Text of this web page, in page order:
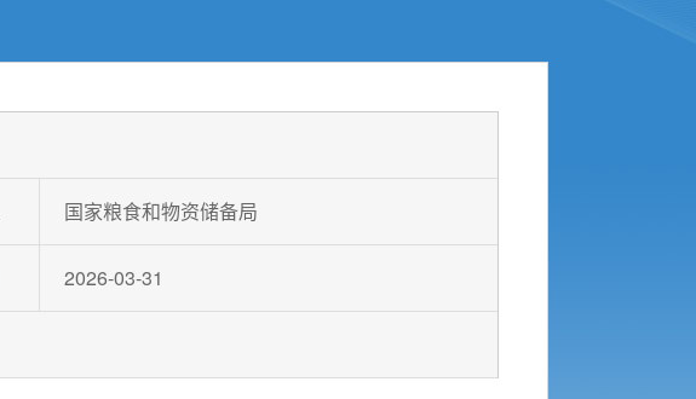
国家粮食和物资储备局
2026-03-31